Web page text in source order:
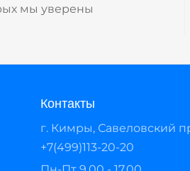
мы уверены
Контакты
г. Кимры, Савеловский
+7(499)113-20-20